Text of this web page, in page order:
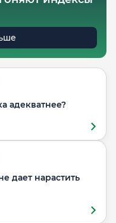
адекватнее?
дает нарастить